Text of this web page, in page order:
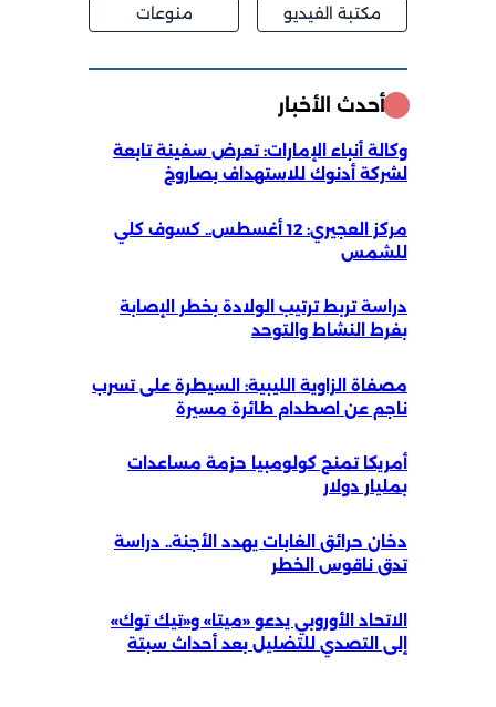
مكتبة الفيديو منوعات
أحدث الأخبار
وكالة أنباء الإمارات: تعرض سفينة تابعة
لشركة أدنوك للاستهداف بصاروخ
مركز العجيري: 12 أغسطس.. كسوف كلي
للشمس
دراسة تربط ترتيب الولادة بخطر الإصابة
بفرط النشاط والتوحد
مصفاة الزاوية الليبية: السيطرة على تسرب
ناجم عن اصطدام طائرة مسيرة
أمريكا تمنح كولومبيا حزمة مساعدات
بمليار دولار
دخان حرائق الغابات يهدد الأجنة.. دراسة
تدق ناقوس الخطر
الاتحاد الأوروبي يدعو «ميتا» و«تيك توك»
إلى التصدي للتضليل بعد أحداث سبتة